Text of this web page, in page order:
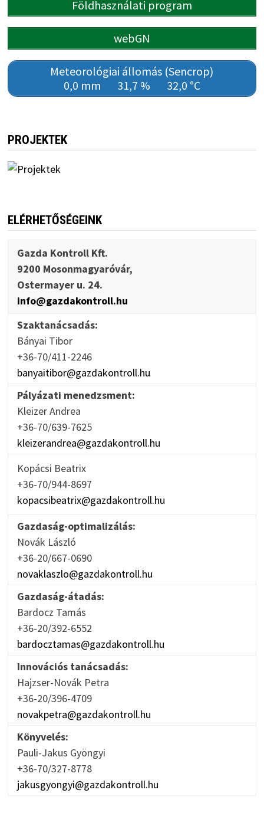
Földhasználati program
webGN
Meteorológiai állomás (Sencrop)
0,0 mm
31,7 % 32,0 °C
PROJEKTEK
ELÉRHETŐSÉGEINK
Gazda Kontroll Kft.
9200 Mosonmagyaróvár,
Ostermayer u. 24.
info@gazdakontroll.hu
Szaktanácsadás:
Bányai Tibor
+36-70/411-2246
banyaitibor@gazdakontroll.hu
Pályázati menedzsment:
Kleizer Andrea
+36-70/639-7625
kleizerandrea@gazdakontroll.hu
Kopácsi Beatrix
+36-70/944-8697
kopacsibeatrix@gazdakontroll.hu
Gazdaság-optimalizálás:
Novák László
+36-20/667-0690
novaklaszlo@gazdakontroll.hu
Gazdaság-átadás:
Bardocz Tamás
+36-20/392-6552
bardocztamas@gazdakontroll.hu
Innovációs tanácsadás:
Hajzser-Novák Petra
+36-20/396-4709
novakpetra@gazdakontroll.hu
Könyvelés:
Pauli-Jakus Gyöngyi
+36-70/327-8778
jakusgyongyi@gazdakontroll.hu